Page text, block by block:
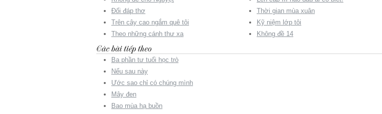
Đối đáp thơ
Thời gian mùa xuân
Trên cây cao ngắm quê tôi
Kỹ niệm lớp tôi
Theo những cánh thư xa
Không đề 14
Ba phần tư tuổi học trò
Nếu sau này
Ước sao chỉ có chúng mình
Mây đen
Bao mùa hạ buồn